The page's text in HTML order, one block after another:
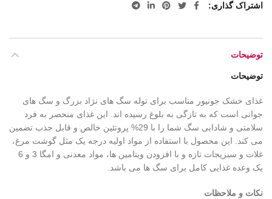
اشتراک گذاری
توضیحات
توضیحات
غذای خشک جونیور مناسب برای توله سگ های نژاد بزرگ و سگ های
جوانی است که به تازگی به بلوغ رسیده اند. این غذای منحصر به فرد
سلامتی و شادابی سگ شما را با 29% پروتئین خالص و قابل جذب تضمین
می کند. این محصول با استفاده از مواد اولیه درجه یک مثل گوشت مرغ،
غلات و سبزیجات تازه و با افزودن ویتامین ها، مواد معدنی و امگا 3 و 6
یک وعده غذایی کامل برای سگ ها می باشد.
نکات و ملاحظات